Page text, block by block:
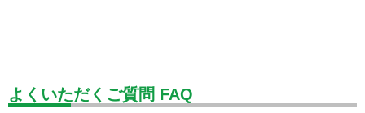
設備用品・作業補助用品 工事作業用品
よくいただくご質問 FAQ